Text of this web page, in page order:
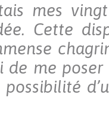
mes
Cette
de me